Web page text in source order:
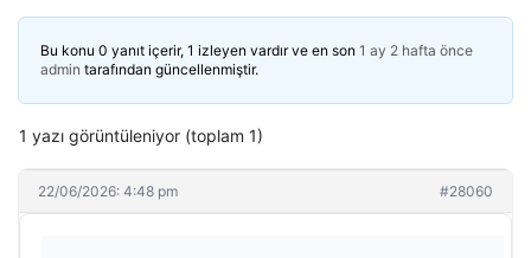
Bu konu 0 yanıt içerir, 1 izleyen vardır ve en son 1 ay 2 hafta önce
admin tarafından güncellenmiştir.
1 yazı görüntüleniyor (toplam 1)
22/06/2026: 4:48 pm #28060